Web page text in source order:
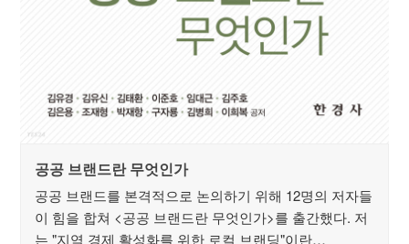
공공 브랜드란 무엇인가
공공 브랜드를 본격적으로 논의하기 위해 12명의 저자들
이 힘을 합쳐 <공공 브랜드란 무엇인가>를 출간했다. 저
는 "지역 경제 활성화를 위한 로컬 브랜딩"이란…